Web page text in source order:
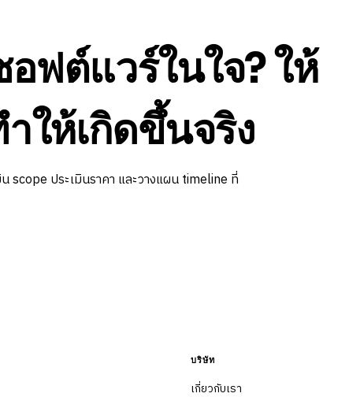
อฟต์แวร์ในใจ? ให้
ให้เกิดขึ้นจริง
scope ประเมินราคา และวางแผน timeline ที่
บริษัท
เกี่ยวกับเรา